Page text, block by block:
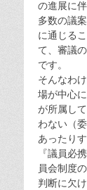
の進展に
多数の議
に通じる
て、審議
です。
そんなわ
場が中心
が所属し
わない（
あったり
『議員必
員会制度
判断に欠